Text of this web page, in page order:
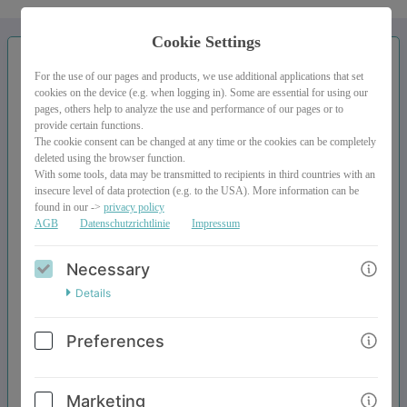
ToolKit - 50 Hausaufgaben
15,00€ (net)
29,00€
Cookie Settings
For the use of our pages and products, we use additional applications that set
cookies on the device (e.g. when logging in). Some are essential for using our
pages, others help to analyze the use and performance of our pages or to
provide certain functions.
The cookie consent can be changed at any time or the cookies can be completely
deleted using the browser function.
With some tools, data may be transmitted to recipients in third countries with an
insecure level of data protection (e.g. to the USA). More information can be
found in our -> privacy policy
AGB
Datenschutzrichtlinie Impressum
Necessary
Details
Preferences
Marketing